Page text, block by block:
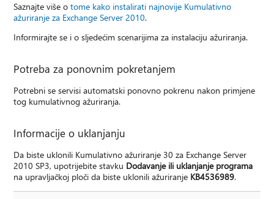
Saznajte više otome kako instalirati najnovije Kumulativno
ažuriranje za Exchange Server 2010.
Informirajte se i o sljedećim scenarijima za instalaciju ažuriranja.
Potreba za ponovnim pokretanjem
Potrebni se servisi automatski ponovno pokrenu nakon primjene
tog kumulativnog ažuriranja.
Informacije o uklanjanju
Da biste uklonili Kumulativno ažuriranje 30 za Exchange Server
2010 SP3, upotrijebite stavku Dodavanje ili uklanjanje programa
na upravljačkoj ploči da biste uklonili ažuriranje KB4536989.